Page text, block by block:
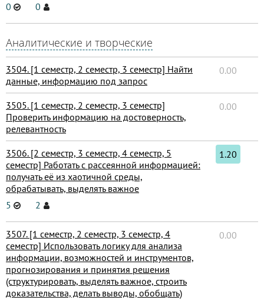
0
0
Аналитические и творческие
3504. [1 семестр, 2 семестр, 3 семестр] Найти
данные, информацию под запрос
0.00
3505. [1 семестр, 2 семестр, 3 семестр]
Проверить информацию на достоверность,
релевантность
0.00
3506. [2 семестр, 3 семестр, 4 семестр, 5
семестр] Работать с рассеянной информацией:
получать её из хаотичной среды,
обрабатывать, выделять важное
5
2
1.20
3507. [1 семестр, 2 семестр, 3 семестр, 4
семестр] Использовать логику для анализа
информации, возможностей и инструментов,
прогнозирования и принятия решения
(структурировать, выделять важное, строить
доказательства, делать выводы, обобщать)
0.00